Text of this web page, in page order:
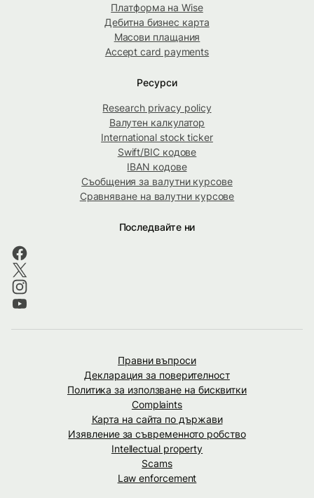
Платформа на Wise
Дебитна бизнес карта
Масови плащания
Accept card payments
Ресурси
Research privacy policy
Валутен калкулатор
International stock ticker
Swift/BIC кодове
IBAN кодове
Съобщения за валутни курсове
Сравняване на валутни курсове
Последвайте ни
Правни въпроси
Декларация за поверителност
Политика за използване на бисквитки
Complaints
Карта на сайта по държави
Изявление за съвременното робство
Intellectual property
Scams
Law enforcement